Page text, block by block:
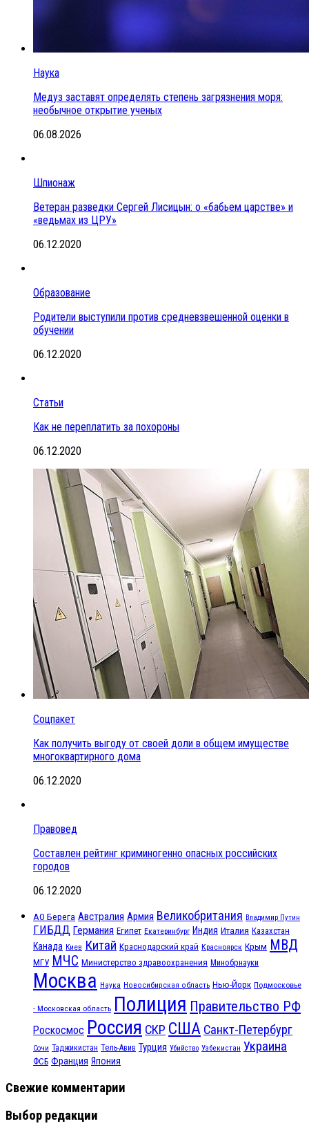
Наука
Медуз заставят определять степень загрязнения моря:
необычное открытие ученых
06.08.2026
Шпионаж
Ветеран разведки Сергей Лисицын: о «бабьем царстве» и
«ведьмах из ЦРУ»
06.12.2020
Образование
Родители выступили против средневзвешенной оценки в
обучении
06.12.2020
Статьи
Как не переплатить за похороны
06.12.2020
Соцпакет
Как получить выгоду от своей доли в общем имуществе
многоквартирного дома
06.12.2020
Правовед
Составлен рейтинг криминогенно опасных российских
городов
06.12.2020
АО Берега Австралия Армия Великобритания Владимир Путин
ГИБДД Германия Египет Екатеринбург Индия Италия Казахстан
Канада Киев Китай Краснодарский край Красноярск Крым МВД
МГУ МЧС Министерство здравоохранения Минобрнауки
Москва Наука Новосибирская область Нью-Йорк Подмосковье
- Московская область Полиция Правительство РФ
Роскосмос Россия СКР США Санкт-Петербург
Сочи Таджикистан Тель-Авив Турция Убийство Узбекистан Украина
ФСБ Франция Япония
Свежие комментарии
Выбор редакции